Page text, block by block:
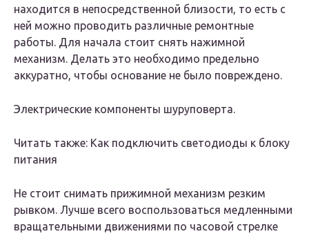
находится в непосредственной близости, то есть с
ней можно проводить различные ремонтные
работы. Для начала стоит снять нажимной
механизм. Делать это необходимо предельно
аккуратно, чтобы основание не было повреждено.
Электрические компоненты шуруповерта.
Читать также: Как подключить светодиоды к блоку
питания
Не стоит снимать прижимной механизм резким
рывком. Лучше всего воспользоваться медленными
вращательными движениями по часовой стрелке